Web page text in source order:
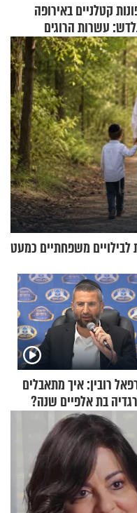
קטלניים באירופה
עשרות הרוגים
נפגעים
שקלים: 20 רעיונות לבילויים משפחתיים כמעט
רובין: איך מתאבלים
בת אלפיים שנה?